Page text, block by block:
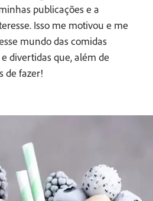
publicações e a
Isso me motivou e me
mundo das comidas
divertidas que, além de
de fazer!